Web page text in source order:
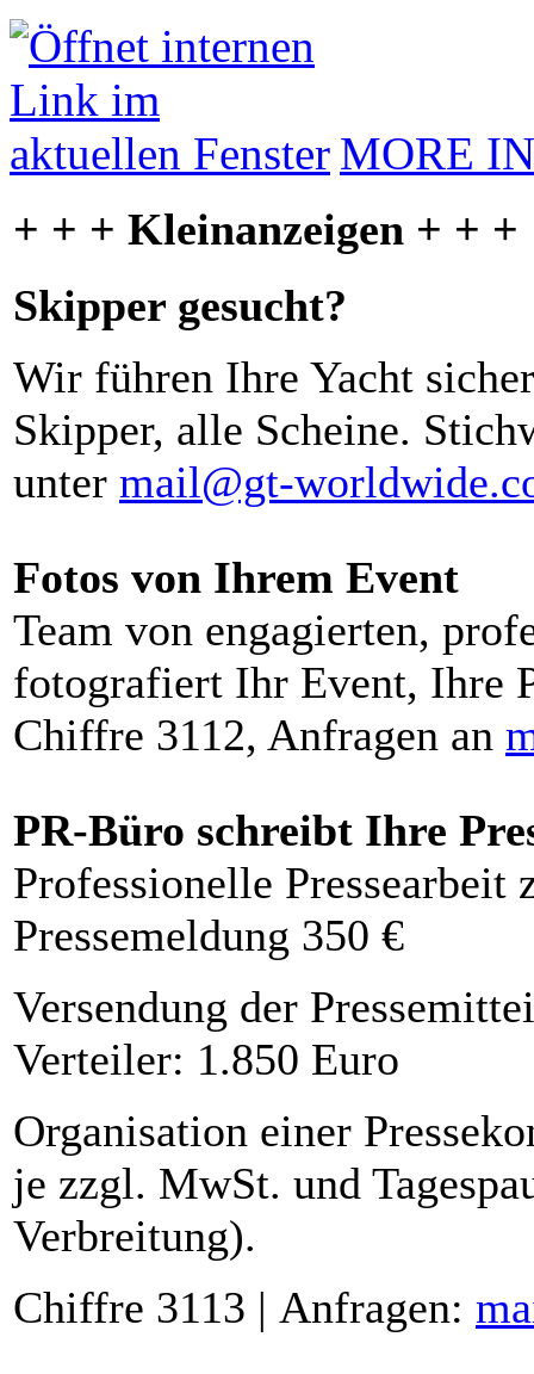
MORE
+ + + Kleinanzeigen + + +
Skipper gesucht?
Wir führen Ihre Yacht
Skipper, alle Scheine.
unter mail@gt-
Fotos von Ihrem Event
Team von engagierten,
fotografiert Ihr Event, Ihre
Chiffre 3112, Anfragen an
PR-Büro schreibt Ihre
Professionelle Pressearbeit
Pressemeldung 350 €
Versendung der
Verteiler: 1.850 Euro
Organisation einer
je zzgl. MwSt. und
Verbreitung).
Chiffre 3113 | Anfragen: